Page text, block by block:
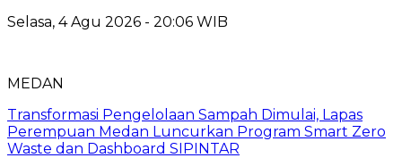
Selasa, 4 Agu 2026 - 20:06 WIB
MEDAN
Transformasi Pengelolaan Sampah Dimulai, Lapas
Perempuan Medan Luncurkan Program Smart Zero
Waste dan Dashboard SIPINTAR